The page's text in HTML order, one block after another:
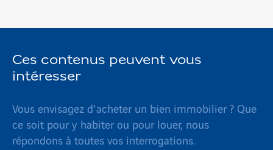
Ces contenus peuvent vous
intéresser
Vous envisagez d'acheter un bien immobilier ? Que
ce soit pour y habiter ou pour louer, nous
répondons à toutes vos interrogations.